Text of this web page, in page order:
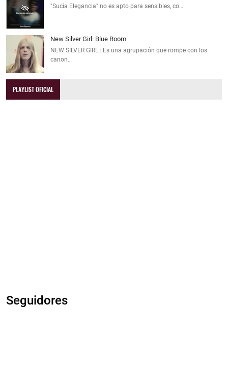
"Sucia Elegancia" no es apto para sensibles, co…
New Silver Girl: Blue Room
NEW SILVER GIRL : Es una agrupación que rompe con los
canon…
PLAYLIST OFICIAL
Seguidores